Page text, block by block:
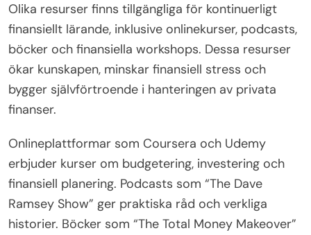
Olika resurser finns tillgängliga för kontinuerligt
finansiellt lärande, inklusive onlinekurser, podcasts,
böcker och finansiella workshops. Dessa resurser
ökar kunskapen, minskar finansiell stress och
bygger självförtroende i hanteringen av privata
finanser.
Onlineplattformar som Coursera och Udemy
erbjuder kurser om budgetering, investering och
finansiell planering. Podcasts som “The Dave
Ramsey Show” ger praktiska råd och verkliga
historier. Böcker som “The Total Money Makeover”